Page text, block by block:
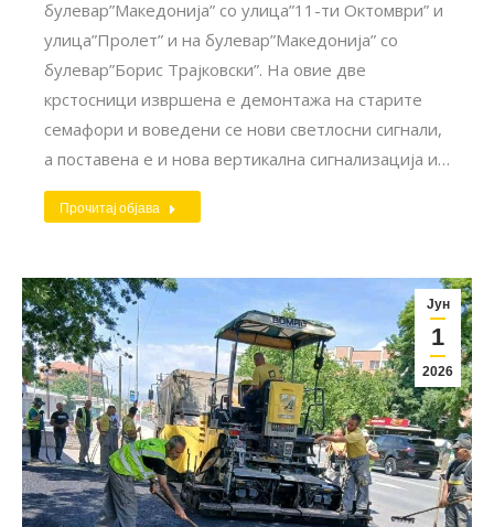
булевар”Македонија” со улица”11-ти Октомври” и
улица”Пролет” и на булевар”Македонија” со
булевар”Борис Трајковски”. На овие две
крстосници извршена е демонтажа на старите
семафори и воведени се нови светлосни сигнали,
а поставена е и нова вертикална сигнализација и…
Прочитај објава
Јун
1
2026